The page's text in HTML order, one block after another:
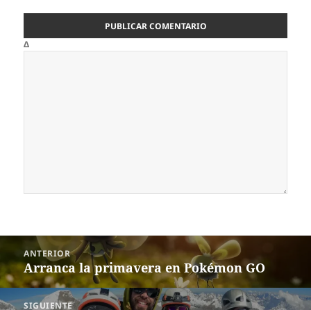
Δ
Navegación
de
entradas
ANTERIOR
Entrada
anterior:
Arranca la primavera en Pokémon GO
SIGUIENTE